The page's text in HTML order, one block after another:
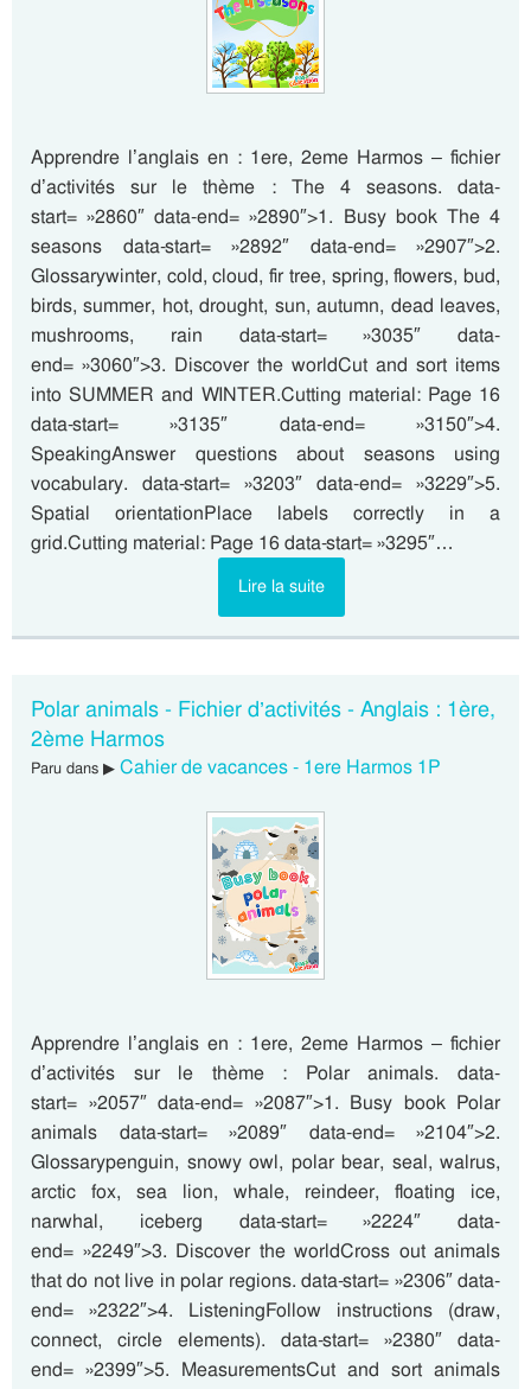
Apprendre l’anglais en : 1ere, 2eme Harmos – fichier
d’activités sur le thème : The 4 seasons. data-
start= »2860″ data-end= »2890″>1. Busy book The 4
seasons data-start= »2892″ data-end= »2907″>2.
Glossarywinter, cold, cloud, fir tree, spring, flowers, bud,
birds, summer, hot, drought, sun, autumn, dead leaves,
mushrooms, rain data-start= »3035″ data-
end= »3060″>3. Discover the worldCut and sort items
into SUMMER and WINTER.Cutting material: Page 16
data-start= »3135″ data-end= »3150″>4.
SpeakingAnswer questions about seasons using
vocabulary. data-start= »3203″ data-end= »3229″>5.
Spatial orientationPlace labels correctly in a
grid.Cutting material: Page 16 data-start= »3295″…
Lire la suite
Polar animals - Fichier d’activités - Anglais : 1ère,
2ème Harmos
Paru dans ▶ Cahier de vacances - 1ere Harmos 1P
Apprendre l’anglais en : 1ere, 2eme Harmos – fichier
d’activités sur le thème : Polar animals. data-
start= »2057″ data-end= »2087″>1. Busy book Polar
animals data-start= »2089″ data-end= »2104″>2.
Glossarypenguin, snowy owl, polar bear, seal, walrus,
arctic fox, sea lion, whale, reindeer, floating ice,
narwhal, iceberg data-start= »2224″ data-
end= »2249″>3. Discover the worldCross out animals
that do not live in polar regions. data-start= »2306″ data-
end= »2322″>4. ListeningFollow instructions (draw,
connect, circle elements). data-start= »2380″ data-
end= »2399″>5. MeasurementsCut and sort animals